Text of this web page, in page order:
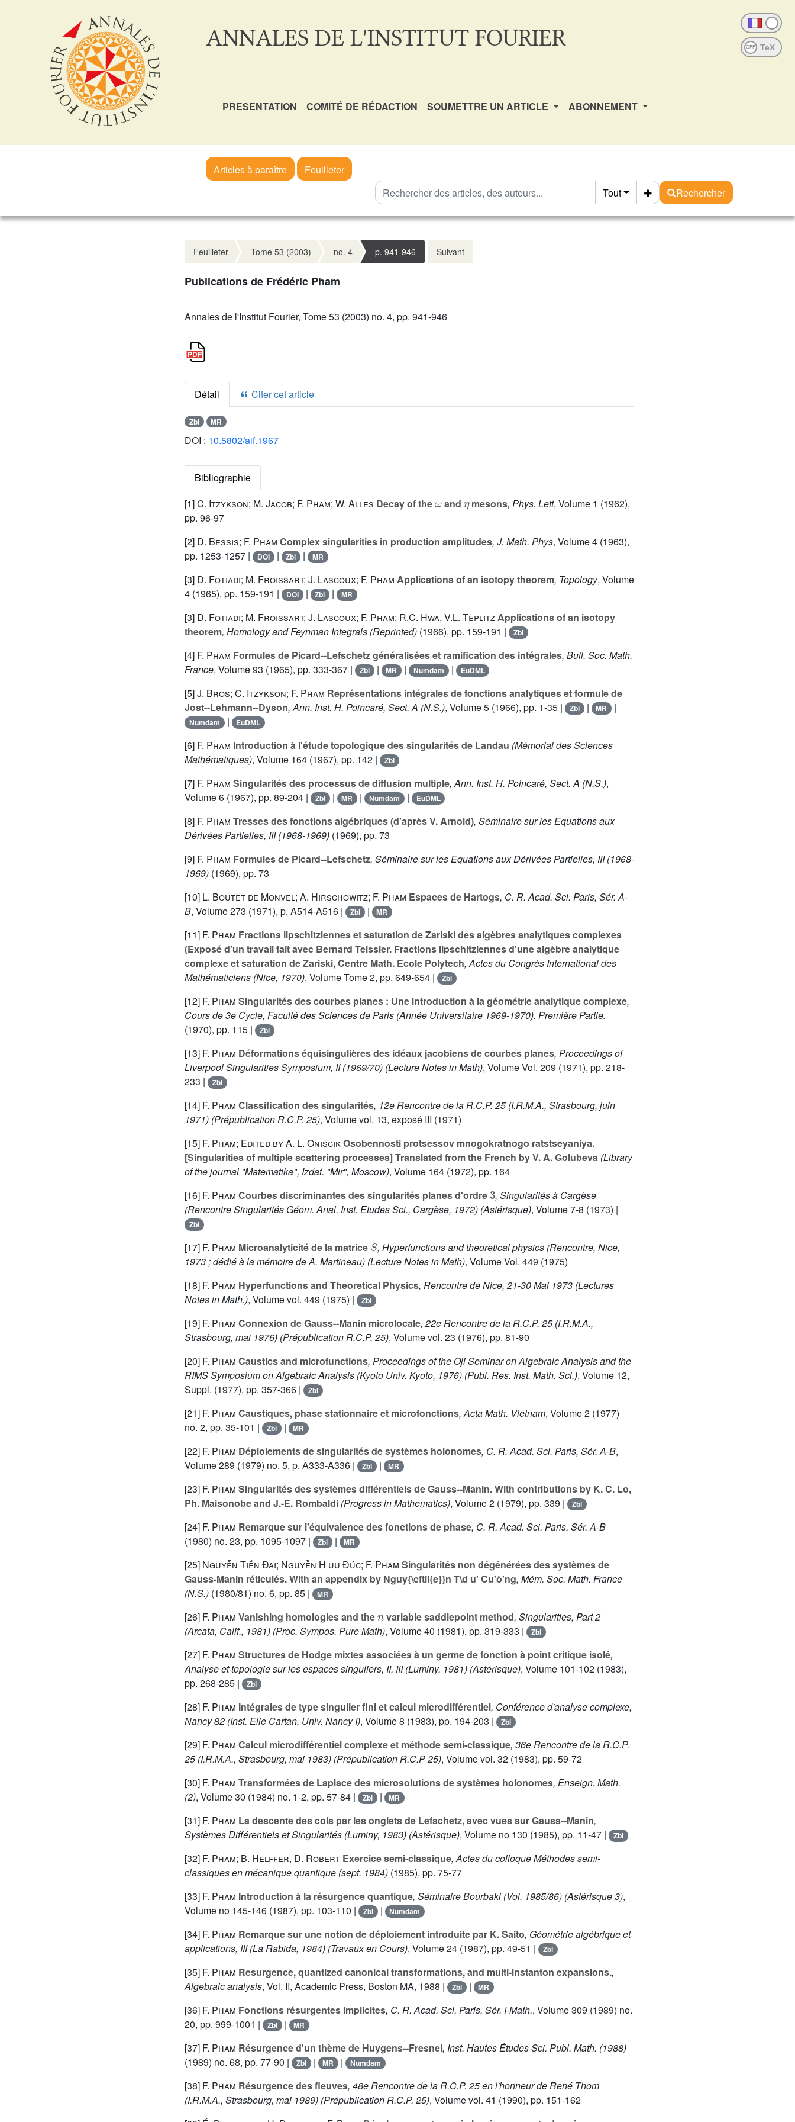
ANNALES DE L'INSTITUT FOURIER OFF
PRESENTATION COMITÉ DE RÉDACTION SOUMETTRE UN ARTICLE ABONNEMENT
Articles à paraître
Feuilleter
Tout
Rechercher
Feuilleter Tome 53 (2003) no. 4 p. 941-946 Suivant
Publications de Frédéric Pham
Annales de l'Institut Fourier, Tome 53 (2003) no. 4, pp. 941-946
Détail Citer cet article
Zbl MR
DOI : 10.5802/aif.1967
Bibliographie
[1]C. Itzykson; M. Jacob; F. Pham; W. Alles Decay of the
ω
and
η
mesons, Phys. Lett, Volume 1 (1962),
pp. 96-97
[2] D. Bessis; F. Pham Complex singularities in production amplitudes, J. Math. Phys, Volume 4 (1963),
pp. 1253-1257 |
DOI | Zbl | MR
[3] D. Fotiadi; M. Froissart; J. Lascoux; F. Pham Applications of an isotopy theorem, Topology, Volume
4 (1965), pp. 159-191 | DOI | Zbl | MR
[3] D. Fotiadi; M. Froissart; J. Lascoux; F. Pham; R.C. Hwa, V.L. TeplitzApplications of an isotopy
theorem, Homology and Feynman Integrals (Reprinted) (1966), pp. 159-191 | Zbl
[4] F. Pham Formules de Picard--Lefschetz généralisées et ramification des intégrales, Bull. Soc. Math.
France, Volume 93 (1965), pp. 333-367 | Zbl | MR | Numdam | EuDML
[5]J. Bros; C. Itzykson; F. Pham Représentations intégrales de fonctions analytiques et formule de
Jost--Lehmann--Dyson, Ann. Inst. H. Poincaré, Sect. A (N.S.), Volume 5 (1966), pp. 1-35 | Zbl | MR |
Numdam | EuDML
[6] F. Pham Introduction à l'étude topologique des singularités de Landau (Mémorial des Sciences
Mathématiques), Volume 164 (1967), pp. 142 | Zbl
[7] F. Pham Singularités des processus de diffusion multiple, Ann. Inst. H. Poincaré, Sect. A (N.S.),
Volume 6 (1967), pp. 89-204 | Zbl | MR | Numdam | EuDML
[8] F. Pham Tresses des fonctions algébriques (d'après V. Arnold), Séminaire sur les Equations aux
Dérivées Partielles, III (1968-1969) (1969), pp. 73
[9] F. Pham Formules de Picard--Lefschetz, Séminaire sur les Equations aux Dérivées Partielles, III (1968-
1969) (1969), pp. 73
[10] L. Boutet de Monvel; A. Hirschowitz; F. Pham Espaces de Hartogs, C. R. Acad. Sci. Paris, Sér. A-
B, Volume 273 (1971), p. A514-A516 | Zbl | MR
[11] F. Pham Fractions lipschitziennes et saturation de Zariski des algèbres analytiques complexes
(Exposé d'un travail fait avec Bernard Teissier. Fractions lipschitziennes d'une algèbre analytique
complexe et saturation de Zariski, Centre Math. Ecole Polytech, Actes du Congrès International des
Mathématiciens (Nice, 1970), Volume Tome 2, pp. 649-654 | Zbl
[12] F. Pham Singularités des courbes planes : Une introduction à la géométrie analytique complexe,
Cours de 3e Cycle, Faculté des Sciences de Paris (Année Universitaire 1969-1970). Première Partie.
(1970), pp. 115 |
Zbl
[13] F. Pham Déformations équisingulières des idéaux jacobiens de courbes planes, Proceedings of
Liverpool Singularities Symposium, II (1969/70) (Lecture Notes in Math), Volume Vol. 209 (1971), pp. 218-
233 |
Zbl
[14] F. Pham Classification des singularités, 12e Rencontre de la R.C.P. 25 (I.R.M.A., Strasbourg, juin
1971) (Prépublication R.C.P. 25), Volume vol. 13, exposé III (1971)
[15] F. Pham; Edited by A. L. OniscikOsobennosti protsessov mnogokratnogo ratstseyaniya.
[Singularities of multiple scattering processes] Translated from the French by V. A. Golubeva (Library
of the journal "Matematika", Izdat. "Mir", Moscow), Volume 164 (1972), pp. 164
[16] F. Pham Courbes discriminantes des singularités planes d'ordre , Singularités à Cargèse
(Rencontre Singularités Géom. Anal. Inst. Etudes Sci., Cargèse, 1972) (Astérisque), Volume 7-8 (1973) |
Zbl
[17] F. Pham Microanalyticité de la matrice
, Hyperfunctions and theoretical physics (Rencontre, Nice,
1973 ; dédié à la mémoire de A. Martineau) (Lecture Notes in Math), Volume Vol. 449 (1975)
[18] F. Pham Hyperfunctions and Theoretical Physics, Rencontre de Nice, 21-30 Mai 1973 (Lectures
Notes in Math.), Volume vol. 449 (1975) | Zbl
[19] F. Pham Connexion de Gauss--Manin microlocale, 22e Rencontre de la R.C.P. 25 (I.R.M.A.,
Strasbourg, mai 1976) (Prépublication R.C.P. 25), Volume vol. 23 (1976), pp. 81-90
[20] F. Pham Caustics and microfunctions, Proceedings of the Oji Seminar on Algebraic Analysis and the
RIMS Symposium on Algebraic Analysis (Kyoto Univ. Kyoto, 1976) (Publ. Res. Inst. Math. Sci.), Volume 12,
Suppl. (1977), pp. 357-366 | Zbl
[21] F. Pham Caustiques, phase stationnaire et microfonctions, Acta Math. Vietnam, Volume 2 (1977)
no. 2, pp. 35-101 |
Zbl | MR
[22] F. Pham Déploiements de singularités de systèmes holonomes, C. R. Acad. Sci. Paris, Sér. A-B,
Volume 289 (1979) no. 5, p. A333-A336 | Zbl | MR
[23] F. Pham Singularités des systèmes différentiels de Gauss--Manin. With contributions by K. C. Lo,
Ph. Maisonobe and J.-E. Rombaldi (Progress in Mathematics), Volume 2 (1979), pp. 339 | Zbl
[24] F. Pham Remarque sur l'équivalence des fonctions de phase, C. R. Acad. Sci. Paris, Sér. A-B
(1980) no. 23, pp. 1095-1097 |
Zbl | MR
[25] Nguyễn Tiến Đai; Nguyễn H uu Đúc; F. Pham Singularités non dégénérées des systèmes de
Gauss-Manin réticulés. With an appendix by Nguy{\cftil{e}}n T\d u' Cu'ò'ng, Mém. Soc. Math. France
(N.S.) (1980/81) no. 6, pp. 85 | MR
[26] F. Pham Vanishing homologies and the variable saddlepoint method, Singularities, Part 2
(Arcata, Calif., 1981) (Proc. Sympos. Pure Math), Volume 40 (1981), pp. 319-333 | Zbl
[27] F. Pham Structures de Hodge mixtes associées à un germe de fonction à point critique isolé,
Analyse et topologie sur les espaces singuliers, II, III (Luminy, 1981) (Astérisque), Volume 101-102 (1983),
pp. 268-285 |
Zbl
[28] F. Pham Intégrales de type singulier fini et calcul microdifférentiel, Conférence d'analyse complexe,
Nancy 82 (Inst. Elie Cartan, Univ. Nancy I), Volume 8 (1983), pp. 194-203 | Zbl
[29] F. Pham Calcul microdifférentiel complexe et méthode semi-classique, 36e Rencontre de la R.C.P.
25 (I.R.M.A., Strasbourg, mai 1983) (Prépublication R.C.P 25), Volume vol. 32 (1983), pp. 59-72
[30] F. Pham Transformées de Laplace des microsolutions de systèmes holonomes, Enseign. Math.
(2), Volume 30 (1984) no. 1-2, pp. 57-84 | Zbl | MR
[31] F. Pham La descente des cols par les onglets de Lefschetz, avec vues sur Gauss--Manin,
Systèmes Différentiels et Singularités (Luminy, 1983) (Astérisque), Volume no 130 (1985), pp. 11-47 | Zbl
[32] F. Pham; B. Helffer, D. Robert Exercice semi-classique, Actes du colloque Méthodes semi-
classiques en mécanique quantique (sept. 1984) (1985), pp. 75-77
[33] F. Pham Introduction à la résurgence quantique, Séminaire Bourbaki (Vol. 1985/86) (Astérisque 3),
Volume no 145-146 (1987), pp. 103-110 | Zbl | Numdam
[34] F. Pham Remarque sur une notion de déploiement introduite par K. Saito, Géométrie algébrique et
applications, III (La Rabida, 1984) (Travaux en Cours), Volume 24 (1987), pp. 49-51 | Zbl
[35] F. Pham Resurgence, quantized canonical transformations, and multi-instanton expansions.,
Algebraic analysis, Vol. II, Academic Press, Boston MA, 1988 | Zbl | MR
[36] F. Pham Fonctions résurgentes implicites, C. R. Acad. Sci. Paris, Sér. I-Math., Volume 309 (1989) no.
20, pp. 999-1001 |
Zbl | MR
[37] F. Pham Résurgence d'un thème de Huygens--Fresnel, Inst. Hautes Études Sci. Publ. Math. (1988)
(1989) no. 68, pp. 77-90 |
Zbl | MR | Numdam
[38] F. Pham Résurgence des fleuves, 48e Rencontre de la R.C.P. 25 en l'honneur de René Thom
(I.R.M.A., Strasbourg, mai 1989) (Prépublication R.C.P. 25), Volume vol. 41 (1990), pp. 151-162